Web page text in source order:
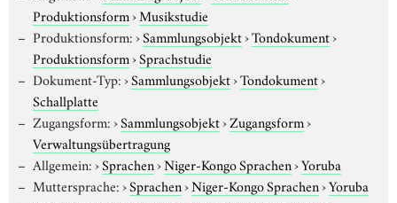
Produktionsform›Musikstudie
Produktionsform:›Sammlungsobjekt›Tondokument›
Produktionsform›Sprachstudie
Dokument-Typ:›Sammlungsobjekt›Tondokument›
Schallplatte
Zugangsform:›Sammlungsobjekt›Zugangsform›
Verwaltungsübertragung
Allgemein:›Sprachen›Niger-Kongo Sprachen›Yoruba
Muttersprache:›Sprachen›Niger-Kongo Sprachen›Yoruba